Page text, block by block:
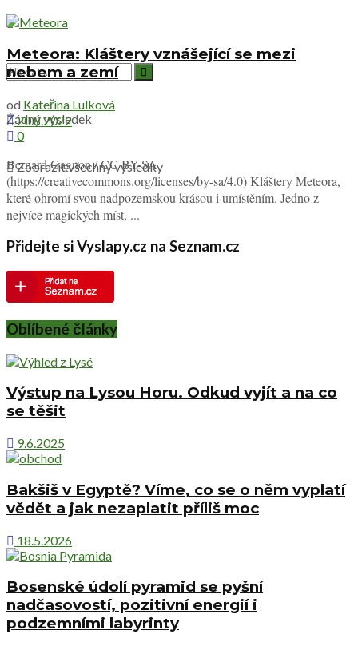
Žádný výsledek
Zobrazit všechny výsledky
Meteora: Kláštery vznášející se mezi
nebem a zemí
od Kateřina Lulková
20.8.2022
0
Bernard Gagnon / CC BY-SA
(https://creativecommons.org/licenses/by-sa/4.0) Kláštery Meteora,
které ohromí svou nadpozemskou krásou i umístěním. Jedno z
nejvíce magických míst, ...
Přidejte si Vyslapy.cz na Seznam.cz
Oblíbené články
Výstup na Lysou Horu. Odkud vyjít a na co
se těšit
9.6.2025
Bakšiš v Egyptě? Víme, co se o něm vyplatí
vědět a jak nezaplatit příliš moc
18.5.2026
Bosenské údolí pyramid se pyšní
nadčasovostí, pozitivní energií i
podzemními labyrinty